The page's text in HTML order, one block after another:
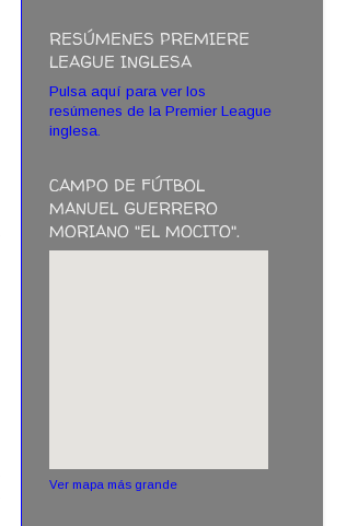
RESÚMENES PREMIERE
LEAGUE INGLESA
Pulsa aquí para ver los
resúmenes de la Premier League
inglesa.
CAMPO DE FÚTBOL
MANUEL GUERRERO
MORIANO "EL MOCITO".
Ver mapa más grande